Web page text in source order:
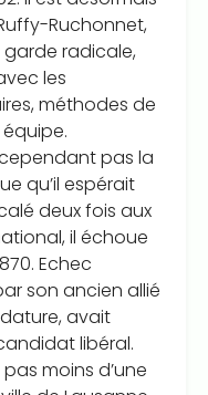
Ruchonnet,
radicale,
les
méthodes de
pas la
qu’il espérait
deux fois aux
il échoue
Echec
son ancien allié
avait
libéral.
pas moins d’une